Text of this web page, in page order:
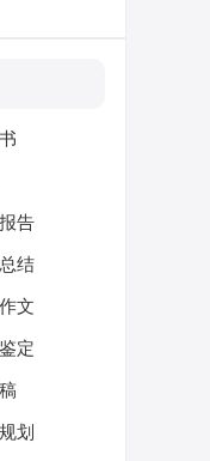
告
结
文
定
划